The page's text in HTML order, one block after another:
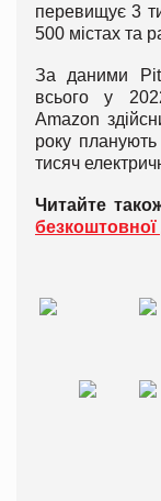
перевищує 3
500 містах та
За даними
всього у
Amazon
року
тисяч
Читайте
безкоштовної